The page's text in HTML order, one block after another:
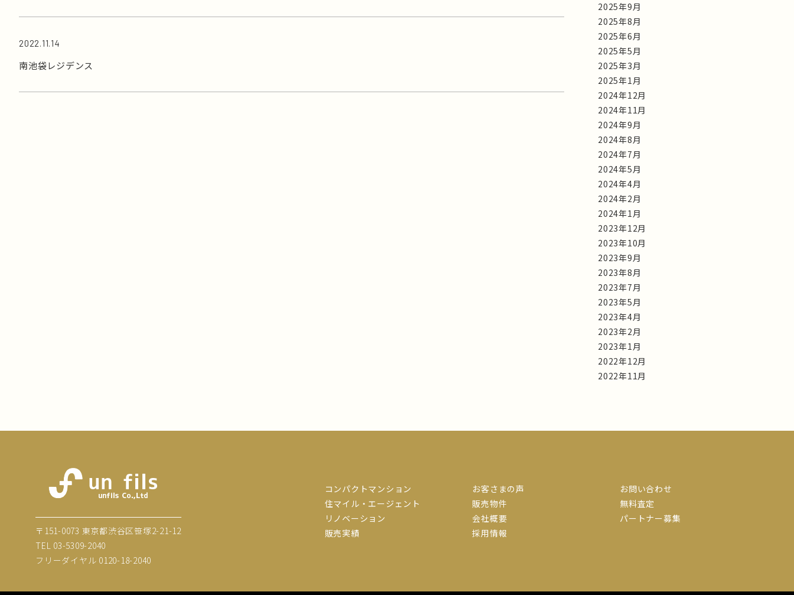
2022.11.14
南池袋レジデンス
2025年9月
2025年8月
2025年6月
2025年5月
2025年3月
2025年1月
2024年12月
2024年11月
2024年9月
2024年8月
2024年7月
2024年5月
2024年4月
2024年2月
2024年1月
2023年12月
2023年10月
2023年9月
2023年8月
2023年7月
2023年5月
2023年4月
2023年2月
2023年1月
2022年12月
2022年11月
〒151-0073 東京都渋谷区笹塚2-21-12
TEL 03-5309-2040
フリーダイヤル 0120-18-2040
コンパクトマンション
住マイル・エージェント
リノベーション
販売実績
お客さまの声
販売物件
会社概要
採用情報
お問い合わせ
無料査定
パートナー募集